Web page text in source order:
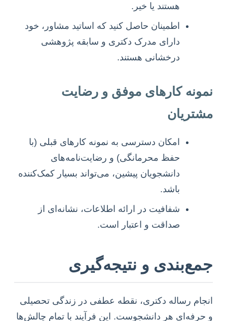
هستند یا خیر.
اطمینان حاصل کنید که اساتید مشاور، خود
دارای مدرک دکتری و سابقه پژوهشی
درخشانی هستند.
نمونه کارهای موفق و رضایت
مشتریان
امکان دسترسی به نمونه کارهای قبلی (با
حفظ محرمانگی) و رضایت‌نامه‌های
دانشجویان پیشین، می‌تواند بسیار کمک‌کننده
باشد.
شفافیت در ارائه اطلاعات، نشانه‌ای از
صداقت و اعتبار است.
جمع‌بندی و نتیجه‌گیری
انجام رساله دکتری، نقطه عطفی در زندگی تحصیلی
و حرفه‌ای هر دانشجوست. این فرآیند با تمام چالش‌ها